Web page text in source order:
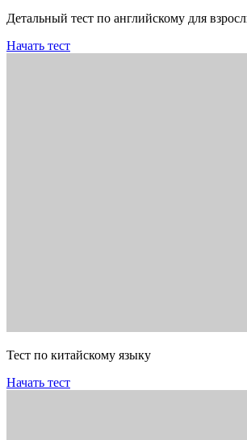
Детальный тест по английскому для
Начать тест
Тест по китайскому языку
Начать тест